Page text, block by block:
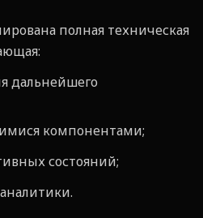
полная техническая
дальнейшего
компонентами;
состояний;